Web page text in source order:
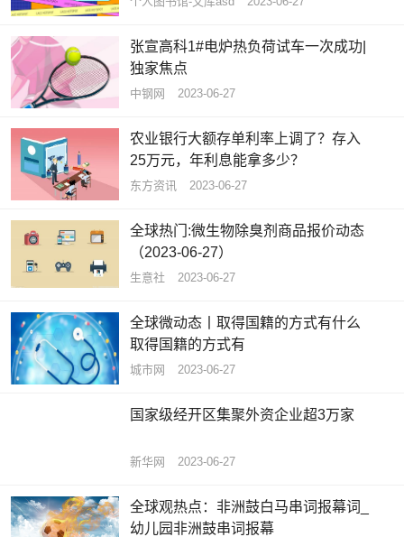
张宣高科1#电炉热负荷试车一次成功|
独家焦点
中钢网 2023-06-27
农业银行大额存单利率上调了？存入
25万元，年利息能拿多少？
东方资讯 2023-06-27
全球热门:微生物除臭剂商品报价动态
（2023-06-27）
生意社 2023-06-27
全球微动态丨取得国籍的方式有什么
取得国籍的方式有
城市网 2023-06-27
国家级经开区集聚外资企业超3万家
新华网 2023-06-27
全球观热点：非洲鼓白马串词报幕词_
幼儿园非洲鼓串词报幕